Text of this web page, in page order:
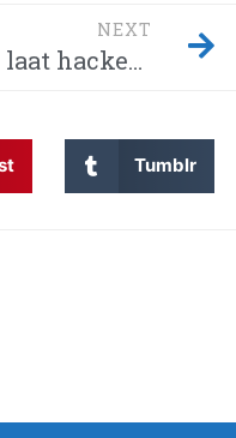
NEXT
Google Home-hack laat hackers afluisteren van je privégesprekken – Dit moet je weten! Waarom wordt Twitter steeds gehackt en heeft China eindelijk de encryptie gebroken met kwantumcomputers?
Tumblr